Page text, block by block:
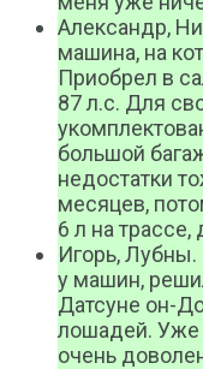
Александр,
машина, на
Приобрел в
87 л.с. Для
большой
недостатки
месяцев,
6 л на трассе,
Игорь,
у машин,
Датсуне он-
лошадей. Уже
очень